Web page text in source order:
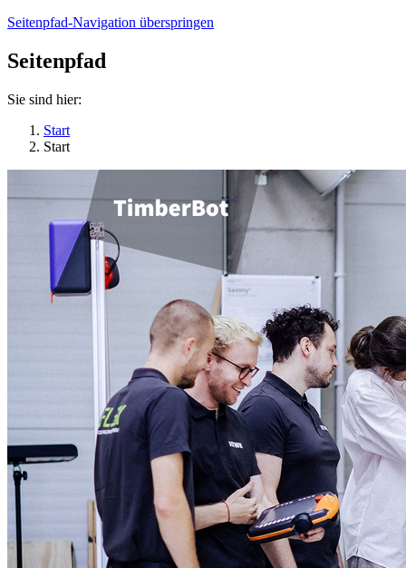
Seitenpfad-Navigation überspringen
Seitenpfad
Sie sind hier:
Start
Start